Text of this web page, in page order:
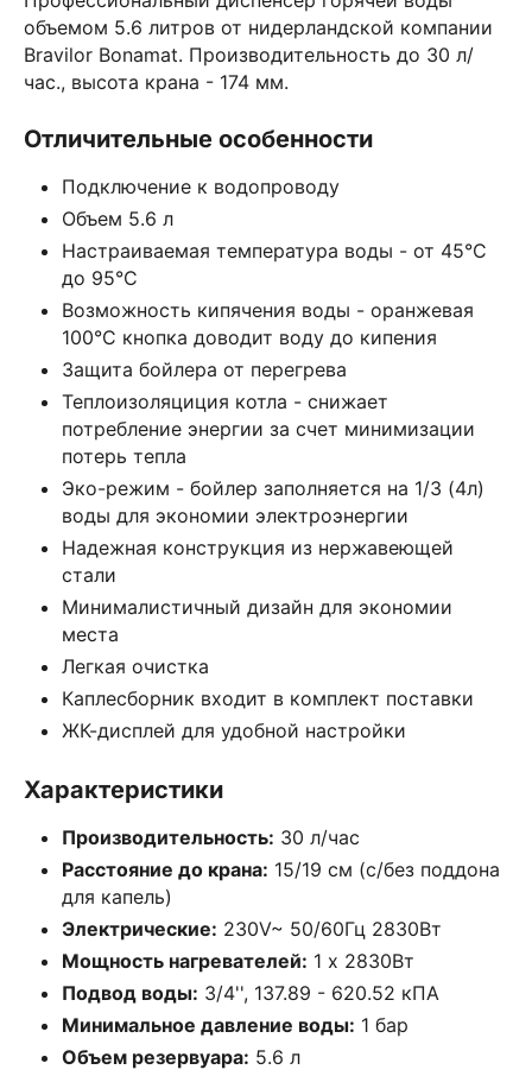
объемом 5.6 литров от нидерландской компании
Bravilor Bonamat. Производительность до 30 л/
час., высота крана - 174 мм.
Отличительные особенности
Подключение к водопроводу
Объем 5.6 л
Настраиваемая температура воды - от 45°C
до 95°C
Возможность кипячения воды - оранжевая
100°C кнопка доводит воду до кипения
Защита бойлера от перегрева
Теплоизоляциция котла - снижает
потребление энергии за счет минимизации
потерь тепла
Эко-режим - бойлер заполняется на 1/3 (4л)
воды для экономии электроэнергии
Надежная конструкция из нержавеющей
стали
Минималистичный дизайн для экономии
места
Легкая очистка
Каплесборник входит в комплект поставки
ЖК-дисплей для удобной настройки
Характеристики
Производительность: 30 л/час
Расстояние до крана: 15/19 см (с/без поддона
для капель)
Электрические: 230V~ 50/60Гц 2830Вт
Мощность нагревателей: 1 х 2830Вт
Подвод воды: 3/4'', 137.89 - 620.52 кПА
Минимальное давление воды: 1 бар
Объем резервуара: 5.6 л